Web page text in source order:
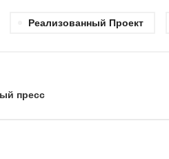
Реализованный Проект
пресс